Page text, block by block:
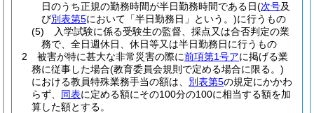
日のうち正規の勤務時間が半日勤務時間である日(次号及
び別表第5において「半日勤務日」という。)に行うもの
(5)
入学試験に係る受験生の監督、採点又は合否判定の業
務で、全日週休日、休日等又は半日勤務日に行うもの
2
被害が特に甚大な非常災害の際に前項第1号アに掲げる業
務に従事した場合(教育委員会規則で定める場合に限る。)
における教員特殊業務手当の額は、 別表第5の規定にかかわ
らず、 同表に定める額にその100分の100に相当する額を加
算した額とする。